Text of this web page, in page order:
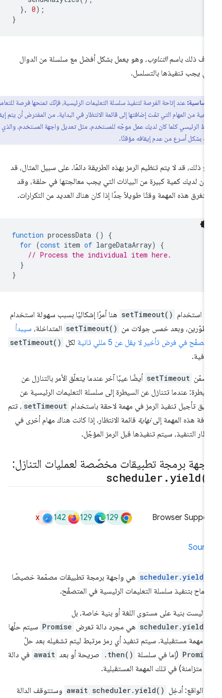
},
ذلك باسمالتناوب، وهو يعمل بشكل أفضل مع سلسلة من الدوال
يجب تنفيذها بالتسلسل.
أساسية:عند إتاحة الفرصة لتنفيذ سلسلة التعليمات الرئيسية، فإنّك تمنحها فرصة للتعامل مع
من المهام التي تمّت إضافتها إلى قائمة الانتظار في البداية. من المفترض أن يتم إيقاف
الرئيسي كلما كان لديك عمل موجّه للمستخدم، مثل تعديل واجهة المستخدم، والذي
بشكل أسرع من عدم إيقافه مؤقتًا.
ذلك، قد لا يتم تنظيم الرمز بهذه الطريقة دائمًا. على سبيل المثال، قد
لديك كمية كبيرة من البيانات التي يجب معالجتها في حلقة، وقد
هذه المهمة وقتًا طويلاً جدًا إذا كان هناك العديد من التكرارات.
function processData ()
for (const item of largeDataArray
// Process the individual item here.
استخدام setTimeout() هنا أمرًا إشكاليًا بسبب سهولة استخدام
وبعد خمس جولات من setTimeout() المتداخلة،سيبدأ
في فرض تأخير لا يقل عن 5 مللي ثانية
لكل setTimeout()
setTimeout أيضًا عيبًا آخر عندما يتعلّق الأمر بالتنازل عن
عندما تتنازل عن السيطرة إلى سلسلة التعليمات الرئيسية عن
تأجيل تنفيذ الرمز في مهمة لاحقة باستخدام setTimeout ، تتم
هذه المهمة إلى نهايةقائمة الانتظار. إذا كانت هناك مهام أخرى في
التنفيذ، سيتم تنفيذها قبل الرمز المؤجّل.
برمجة تطبيقات مخصّصة لعمليات التنازل:
scheduler.yield(
Browser
129
129
142
x
هي واجهة برمجة تطبيقات مصمّمة خصيصًا
بتنفيذ سلسلة التعليمات الرئيسية في المتصفّح.
ليست بنية على مستوى اللغة أو بنية خاصة، بل
هي مجرد دالة تعرض Promise سيتم حلّها
مهمة مستقبلية. سيتم تنفيذ أي رمز مرتبط ليتم تشغيله بعد حلّ
(إما في سلسلة .then() صريحة أو بعد await في دالة
متزامنة) في تلك المهمة المستقبلية.
الواقع: أدخِل await scheduler.yield() وستتوقف الدالة